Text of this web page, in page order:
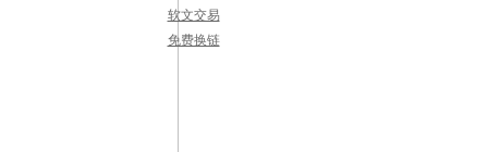
软文交易
免费换链